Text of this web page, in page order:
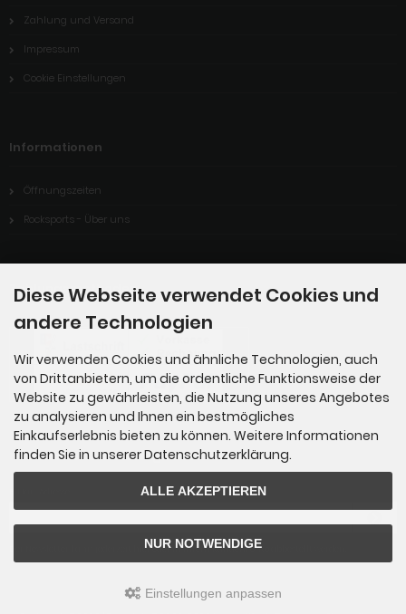
Zahlung und Versand
Impressum
Cookie Einstellungen
Informationen
Öffnungszeiten
Rocksports - Über uns
Zahlungsmethoden
Newsletter-Anmeldung
Der Newsletter kann jederzeit hier oder in Ihrem Kundenkonto abbestellt werden.
Diese Webseite verwendet Cookies und
andere Technologien
Wir verwenden Cookies und ähnliche Technologien, auch
von Drittanbietern, um die ordentliche Funktionsweise der
Website zu gewährleisten, die Nutzung unseres Angebotes
zu analysieren und Ihnen ein bestmögliches
Einkaufserlebnis bieten zu können. Weitere Informationen
finden Sie in unserer Datenschutzerklärung.
ALLE AKZEPTIEREN
NUR NOTWENDIGE
Einstellungen anpassen